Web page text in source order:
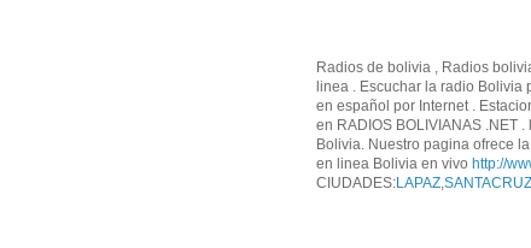
Radios de bolivia , Radios
linea . Escuchar la radio Bolivia
en español por Internet .
en RADIOS BOLIVIANAS .NET
Bolivia. Nuestro pagina ofrece
en linea Bolivia en vivo http://
CIUDADES:LAPAZ SANTACRUZ